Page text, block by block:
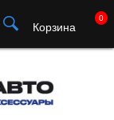
Корзина
0